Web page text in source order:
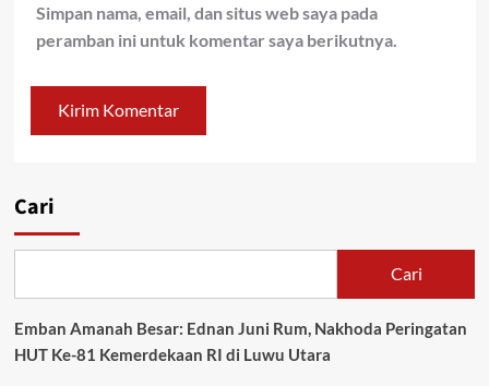
Simpan nama, email, dan situs web saya pada
peramban ini untuk komentar saya berikutnya.
Cari
Cari
Emban Amanah Besar: Ednan Juni Rum, Nakhoda Peringatan
HUT Ke-81 Kemerdekaan RI di Luwu Utara